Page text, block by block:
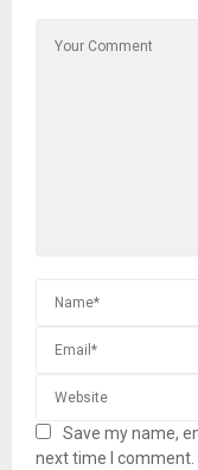
Save my name,
next time I comment.